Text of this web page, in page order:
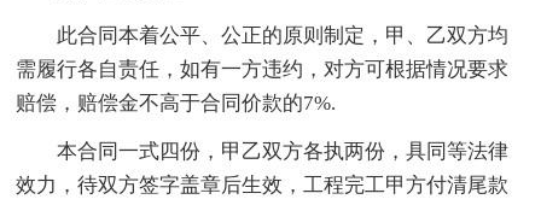
此合同本着公平、公正的原则制定，甲、乙双方均
需履行各自责任，如有一方违约，对方可根据情况要求
赔偿，赔偿金不高于合同价款的7%.
本合同一式四份，甲乙双方各执两份，具同等法律
效力，待双方签字盖章后生效，工程完工甲方付清尾款